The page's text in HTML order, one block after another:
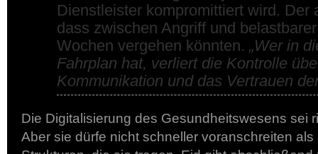
Dienstleister kompromittiert wird. Der
dass zwischen Angriff und
Wochen vergehen könnten. „Wer in
Fahrplan hat, verliert die Kontrolle
Kommunikation und das Vertrauen
Die Digitalisierung des Gesundheitswesens sei
Aber sie dürfe nicht schneller voranschreiten